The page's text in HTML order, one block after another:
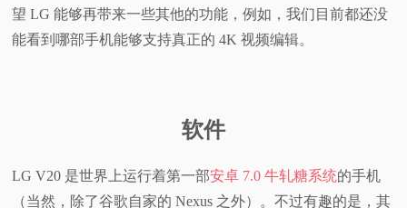
望 LG 能够再带来一些其他的功能，例如，我们目前都还没
能看到哪部手机能够支持真正的 4K 视频编辑。
软件
LG V20 是世界上运行着第一部安卓 7.0 牛轧糖系统的手机
（当然，除了谷歌自家的 Nexus 之外）。不过有趣的是，其